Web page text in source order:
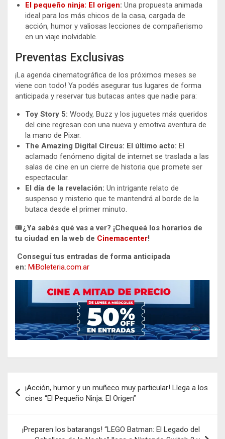
El pequeño ninja: El origen: Una propuesta animada
ideal para los más chicos de la casa, cargada de
acción, humor y valiosas lecciones de compañerismo
en un viaje inolvidable.
Preventas Exclusivas
¡La agenda cinematográfica de los próximos meses se
viene con todo! Ya podés asegurar tus lugares de forma
anticipada y reservar tus butacas antes que nadie para:
Toy Story 5: Woody, Buzz y los juguetes más queridos
del cine regresan con una nueva y emotiva aventura de
la mano de Pixar.
The Amazing Digital Circus: El último acto: El
aclamado fenómeno digital de internet se traslada a las
salas de cine en un cierre de historia que promete ser
espectacular.
El día de la revelación: Un intrigante relato de
suspenso y misterio que te mantendrá al borde de la
butaca desde el primer minuto.
🎟️¿Ya sabés qué vas a ver? ¡Chequeá los horarios de
tu ciudad en la web de Cinemacenter!
Conseguí tus entradas de forma anticipada
en: MiBoleteria.com.ar
de
entradas
¡Acción, humor y un muñeco muy particular! Llega a los
cines “El Pequeño Ninja: El Origen”
¡Preparen los batarangs! “LEGO Batman: El Legado del